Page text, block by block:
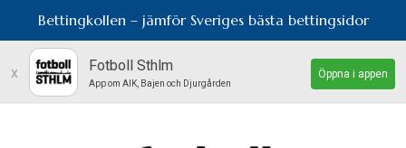
Bettingkollen – jämför Sveriges bästa bettingsidor
x Fotboll Sthlm
App om AIK, Bajen och Djurgården
Öppna i appen